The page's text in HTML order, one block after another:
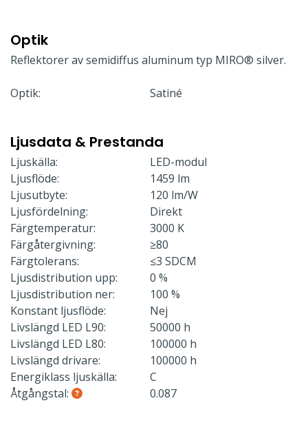
Optik
Reflektorer av semidiffus aluminum typ MIRO® silver.
Optik: Satiné
Ljusdata & Prestanda
Ljuskälla:
LED-modul
Ljusflöde:
1459 lm
Ljusutbyte:
120 lm/W
Ljusfördelning:
Direkt
Färgtemperatur:
3000 K
Färgåtergivning:
≥80
Färgtolerans:
≤3 SDCM
Ljusdistribution upp:
0 %
Ljusdistribution ner:
100 %
Konstant ljusflöde:
Nej
Livslängd LED L90:
50000 h
Livslängd LED L80:
100000 h
Livslängd drivare:
100000 h
Energiklass ljuskälla:
C
Åtgångstal:
0.087